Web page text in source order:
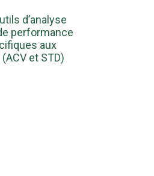
d’analyse
performance
aux
et STD)